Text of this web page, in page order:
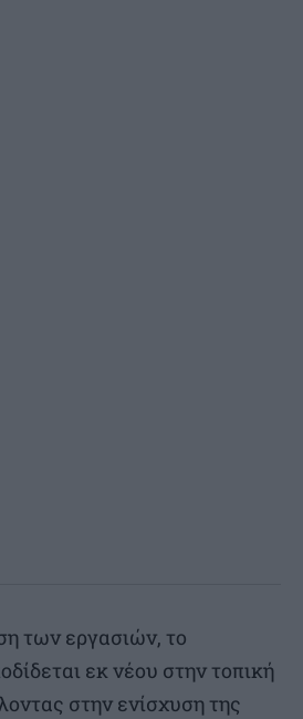
των εργασιών, το
εκ νέου στην τοπική
στην ενίσχυση της